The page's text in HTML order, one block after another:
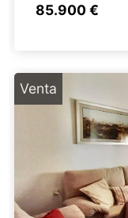
85.900 €
Venta